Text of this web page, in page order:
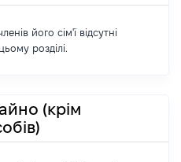
його сім'ї відсутні
розділі.
(крім